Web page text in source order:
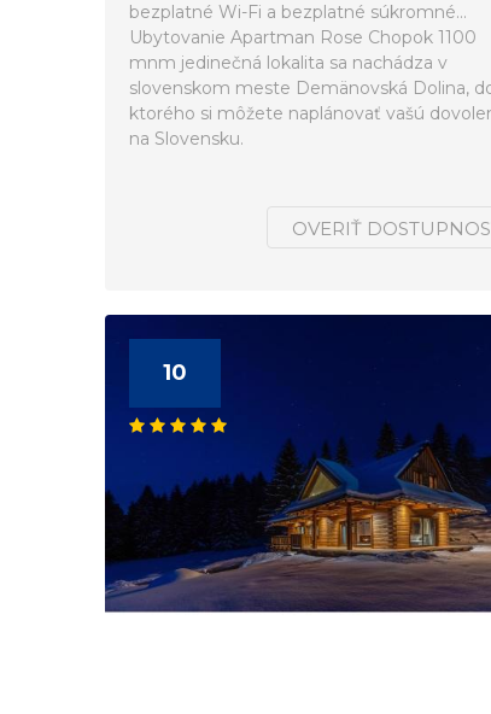
bezplatné Wi-Fi a bezplatné súkromné...
Ubytovanie Apartman Rose Chopok 1100
mnm jedinečná lokalita sa nachádza v
slovenskom meste Demänovská Dolina,
ktorého si môžete naplánovať vašú
na Slovensku.
OVERIŤ
10